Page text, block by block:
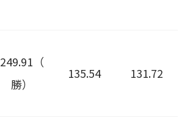
249.91（
勝）
135.54 131.72